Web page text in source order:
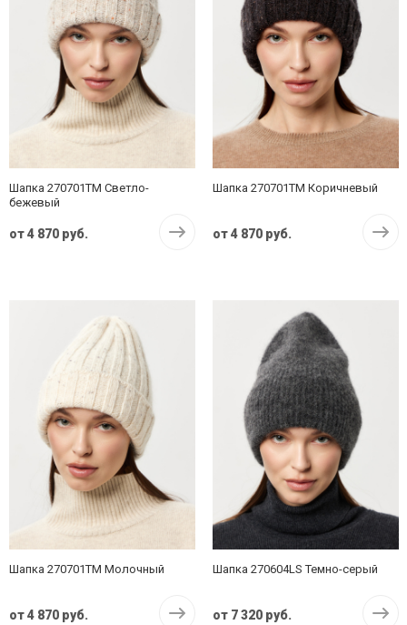
Шапка 270701TM Светло-
бежевый
от4 870 руб.
Шапка 270701TM Коричневый
от4 870 руб.
Шапка 270701TM Молочный
от4 870 руб.
Шапка 270604LS Темно-серый
от 7 320 руб.